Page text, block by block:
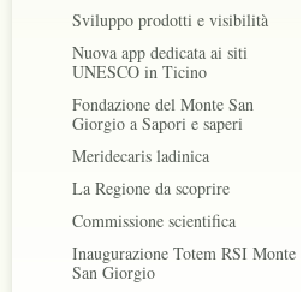
Sviluppo prodotti e visibilità
Nuova app dedicata ai siti
UNESCO in Ticino
Fondazione del Monte San
Giorgio a Sapori e saperi
Meridecaris ladinica
La Regione da scoprire
Commissione scientifica
Inaugurazione Totem RSI Monte
San Giorgio